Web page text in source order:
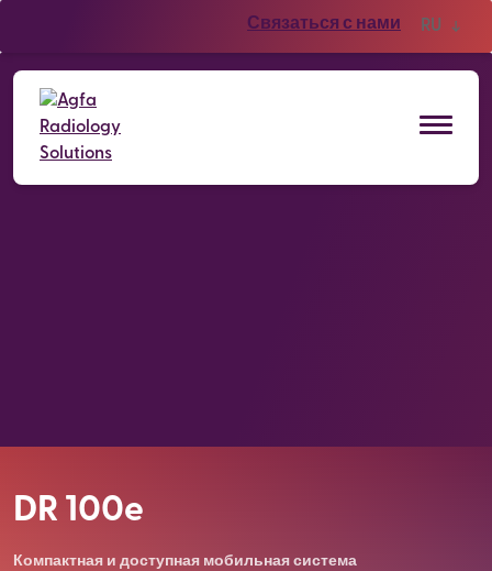
Связаться с нами RU
DR 100e
Компактная и доступная мобильная система